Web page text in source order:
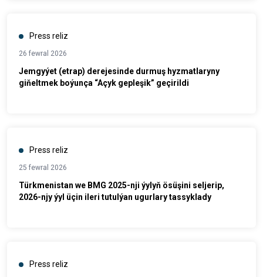
Press reliz
26 fewral 2026
Jemgyýet (etrap) derejesinde durmuş hyzmatlaryny
giňeltmek boýunça “Açyk gepleşik” geçirildi
Press reliz
25 fewral 2026
Türkmenistan we BMG 2025-nji ýylyň ösüşini seljerip,
2026-njy ýyl üçin ileri tutulýan ugurlary tassyklady
Press reliz